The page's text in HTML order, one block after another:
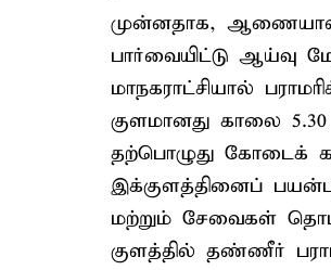
முன்னதாக,
பார்வையிட்டு ஆய்வு
மாநகராட்சியால்
குளமானது காலை
தற்பொழுது கோடைக்
இக்குளத்தினைப்
மற்றும் சேவைகள்
குளத்தில் தண்ணீர்